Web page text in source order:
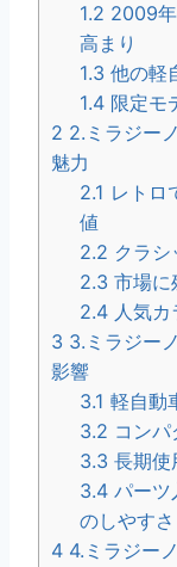
1.2 2009
高まり
1.3 他の軽
1.4 限定モ
2 2.ミラジー
魅力
2.1 レトロ
値
2.2 クラ
2.3 市場に
2.4 人気
3 3.ミラジー
影響
3.1 軽自動
3.2 コン
3.3 長期使
3.4 パーツ
のしやすさ
4 4.ミラジー